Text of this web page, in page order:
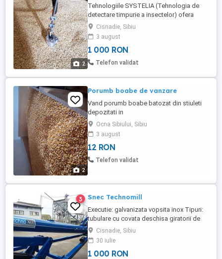
2
Tehnologiile SYSTELIA (Tehnologia de
detectare timpurie a insectelor) ofera
echipamente industriale pentru depistarea
precoce (larve si adulti) a daunatorilor in
stocurile de cereale si leguminoase.
Infestarea cu insecte a silozurilor cu
cereale inseamna pierderi insemnate si
Cisnadie, Sibiu
3 august
1 000 RON
Telefon validat
2
Porumb boabe de vanzare
Vand porumb boabe batozat din stiuleti
depozitati in
coser.Uscat,curat,calitate.Pret 1,2 lei
kg.Vand si orz .
Ocna Sibiului, Sibiu
3 august
12 RON
Telefon validat
3 Snec Technomill
Executie: galvanizata vopsita inox Tipuri:
tubulare cu covata deschisa giratorii de
maturare snecuri tubulare mobile snecuri
mobile incarcare siloz snecuri tubulare
actionate hidraulic pentru descarcare
remorci
Cisnadie, Sibiu
30 iulie
1 000 RON